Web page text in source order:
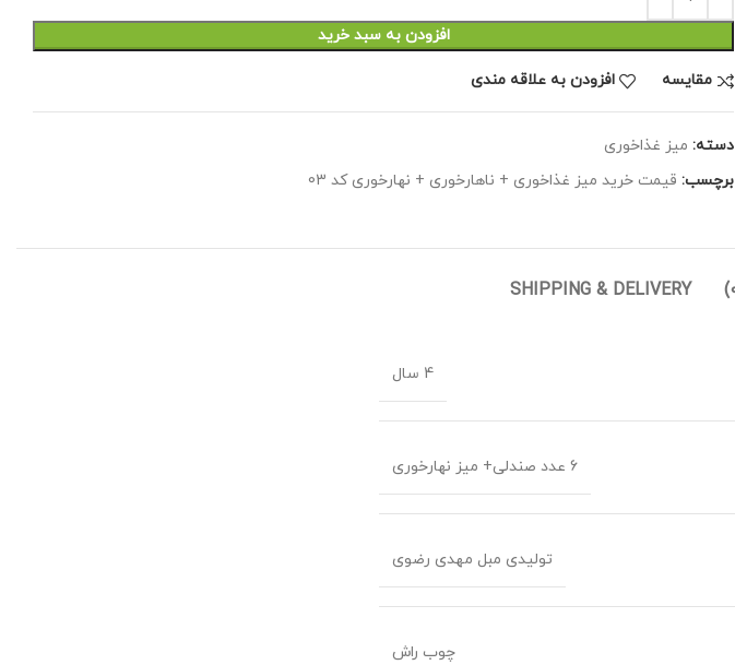
افزودن به سبد خرید
مقايسه افزودن به علاقه مندی
دسته: میز غذاخوری
برچسب: قیمت خرید میز غذاخوری + ناهارخوری + نهارخوری کد 03
SHIPPING & DELIVERY
4 سال
6 عدد صندلی+ میز نهارخوری
تولیدی مبل مهدی رضوی
چوب راش